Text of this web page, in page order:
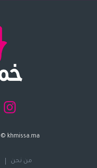
khmissa.ma © جميع الحقوق محفوظة
من نحن